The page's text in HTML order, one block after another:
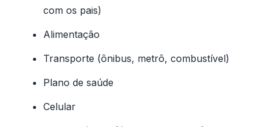
com os pais)
Alimentação
Transporte (ônibus, metrô, combustível)
Plano de saúde
Celular